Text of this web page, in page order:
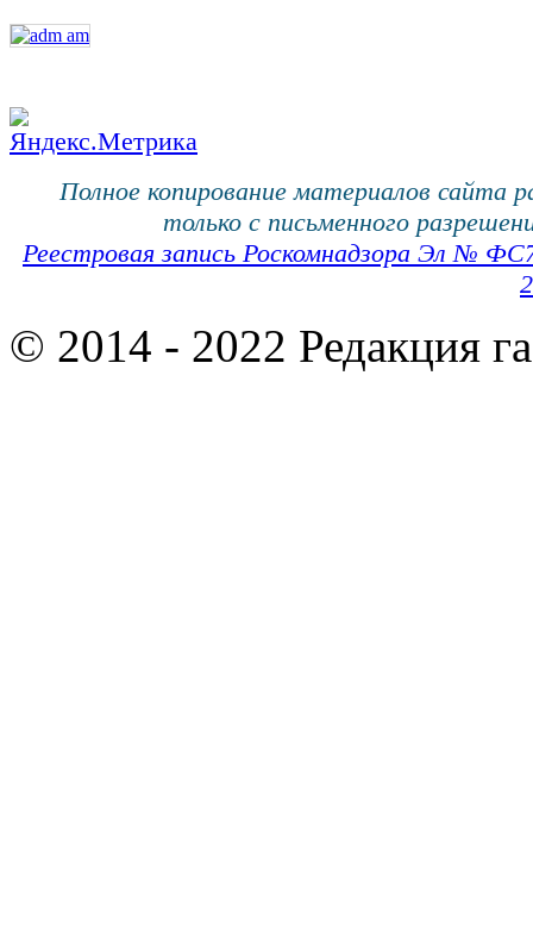
Полное копирование материалов сайта
только с письменного
Реестровая запись Роскомнадзора Эл №
© 2014 - 2022 Редакция